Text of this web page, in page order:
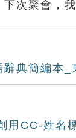
下次聚會，
辭典簡編本_
用CC-姓名